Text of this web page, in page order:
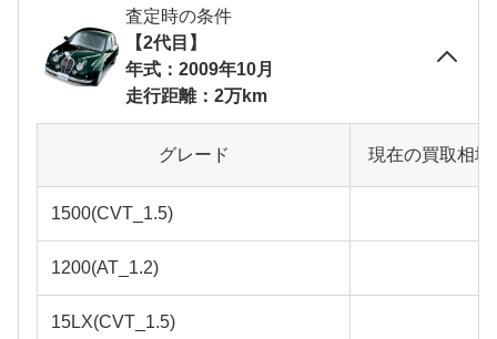
査定時の条件
【2代目】
年式：2009年10月
走行距離：2万km
グレード 現在の買取相
1500(CVT_1.5)
1200(AT_1.2)
15LX(CVT_1.5)